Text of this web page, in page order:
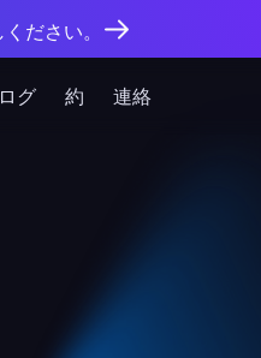
グ 約 連絡
ださい。